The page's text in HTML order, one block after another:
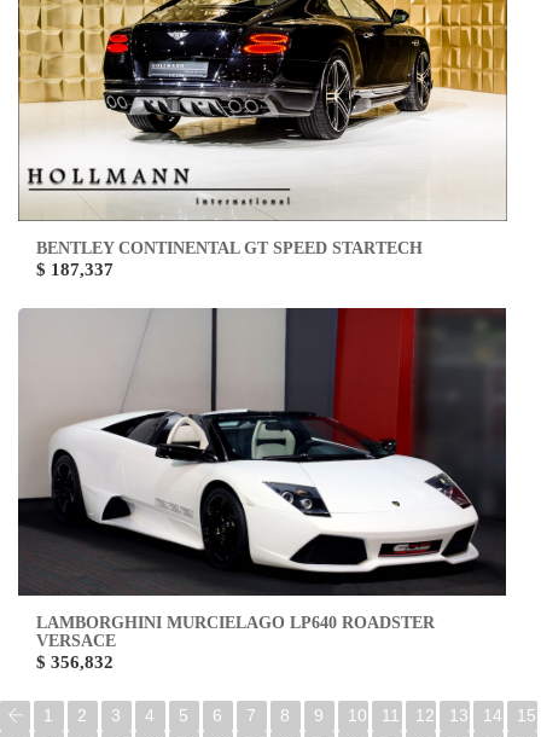
BENTLEY CONTINENTAL GT SPEED STARTECH
$ 187,337
LAMBORGHINI MURCIELAGO LP640 ROADSTER
VERSACE
$ 356,832
1 2 3 4 5 6 7 8 9 10 11 12 13 14
15